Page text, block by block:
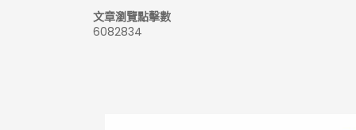
文章瀏覽點擊數
6082834